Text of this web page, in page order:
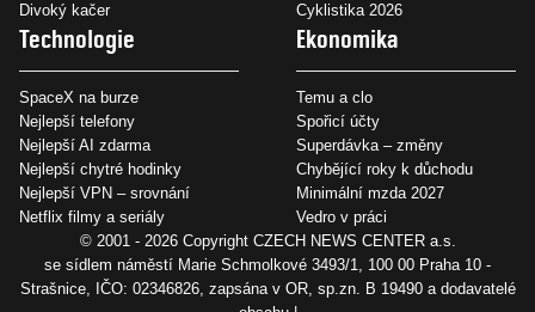
Divoký kačer
Cyklistika 2026
Technologie
SpaceX na burze
Nejlepší telefony
Nejlepší AI zdarma
Nejlepší chytré hodinky
Nejlepší VPN – srovnání
Netflix filmy a seriály
Ekonomika
Temu a clo
Spořicí účty
Superdávka – změny
Chybějící roky k důchodu
Minimální mzda 2027
Vedro v práci
© 2001 - 2026 Copyright CZECH NEWS CENTER a.s.
se sídlem náměstí Marie Schmolkové 3493/1, 100 00 Praha 10 -
Strašnice, IČO: 02346826, zapsána v OR, sp.zn. B 19490 a dodavatelé